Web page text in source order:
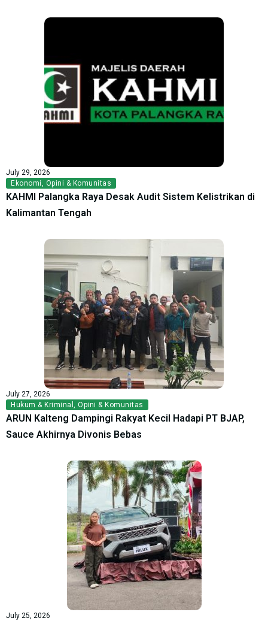
July 29, 2026
Ekonomi
Opini & Komunitas
KAHMI Palangka Raya Desak Audit Sistem Kelistrikan di
Kalimantan Tengah
July 27, 2026
Hukum & Kriminal
Opini & Komunitas
ARUN Kalteng Dampingi Rakyat Kecil Hadapi PT BJAP,
Sauce Akhirnya Divonis Bebas
July 25, 2026